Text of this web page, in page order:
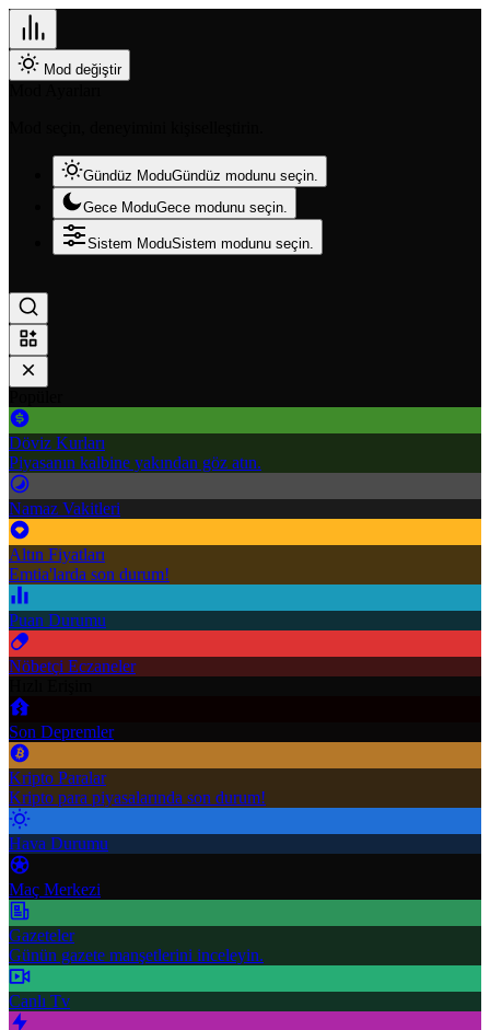
Mod değiştir
Gündüz ModuGündüz modunu seçin.
Gece ModuGece modunu seçin.
Sistem ModuSistem modunu seçin.
Döviz Kurları
Piyasanın kalbine yakından göz atın.
Namaz Vakitleri
Altın Fiyatları
Emtia'larda son durum!
Puan Durumu
Nöbetçi Eczaneler
Son Depremler
Kripto Paralar
Kripto para piyasalarında son durum!
Hava Durumu
Maç Merkezi
Gazeteler
Günün gazete manşetlerini inceleyin.
Canlı Tv